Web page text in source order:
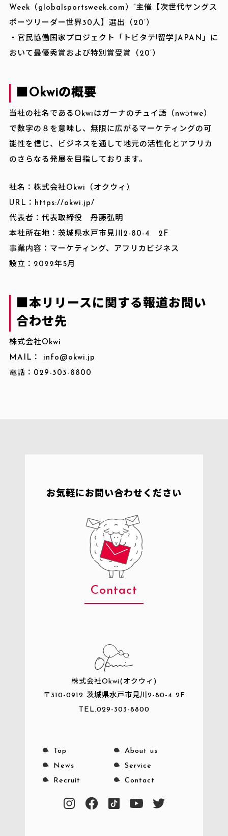
Week（globalsportsweek.com）”主催【次世代ヤングス
ポーツリーダー世界30人】選出（20’）
・官民協働国家プロジェクト「トビタテ!留学JAPAN」に
おいて最優秀賞および特別賞受賞（20’）
■Okwiの概要
当社の社名であるOkwiはガーナのチュイ語（nwɔtwe）
で数字の８を意味し、無限に広がるマーケティングの可
能性を信じ、ビジネスを通して地元の活性化とアフリカ
のさらなる発展を目指しております。
社名：株式会社Okwi（オクウィ）
URL：https://okwi.jp/
代表者：代表取締役 丹藤弘明
本社所在地：茨城県水戸市見川2-80-4 2F
事業内容：マーケティング、アフリカビジネス
設立：2022年5月
■本リリースに関する報道お問い
合わせ先
株式会社Okwi
MAIL： info@okwi.jp
電話：029-303-8800
お気軽にお問い合わせください
Contact
株式会社Okwi(オクウィ)
〒310-0912 茨城県水戸市見川2-80-4 2F
TEL.029-303-8800
Top
About us
News
Service
Recruit
Contact